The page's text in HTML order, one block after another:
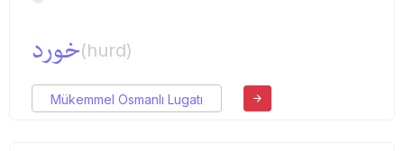
خورد(hurd)
Mükemmel Osmanlı Lugatı